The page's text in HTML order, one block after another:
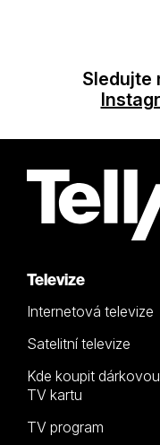
Sledujte
Televize
Internetová televize
Satelitní televize
Kde koupit dárkovou
TV kartu
TV program